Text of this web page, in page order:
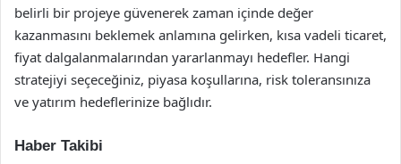
belirli bir projeye güvenerek zaman içinde değer
kazanmasını beklemek anlamına gelirken, kısa vadeli ticaret,
fiyat dalgalanmalarından yararlanmayı hedefler. Hangi
stratejiyi seçeceğiniz, piyasa koşullarına, risk toleransınıza
ve yatırım hedeflerinize bağlıdır.
Haber Takibi